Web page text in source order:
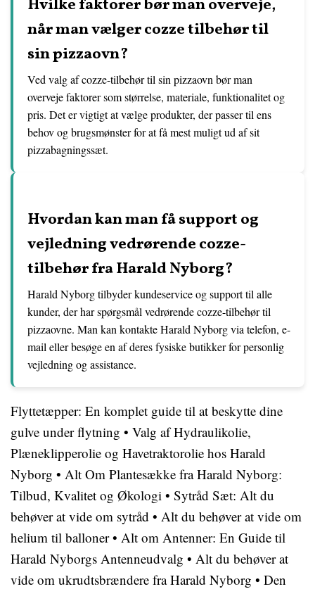
Hvilke faktorer bør man overveje,
når man vælger cozze tilbehør til
sin pizzaovn?
Ved valg af cozze-tilbehør til sin pizzaovn bør man
overveje faktorer som størrelse, materiale, funktionalitet og
pris. Det er vigtigt at vælge produkter, der passer til ens
behov og brugsmønster for at få mest muligt ud af sit
pizzabagningssæt.
Hvordan kan man få support og
vejledning vedrørende cozze-
tilbehør fra Harald Nyborg?
Harald Nyborg tilbyder kundeservice og support til alle
kunder, der har spørgsmål vedrørende cozze-tilbehør til
pizzaovne. Man kan kontakte Harald Nyborg via telefon, e-
mail eller besøge en af deres fysiske butikker for personlig
vejledning og assistance.
Flyttetæpper: En komplet guide til at beskytte dine
gulve under flytning • Valg af Hydraulikolie,
Plæneklipperolie og Havetraktorolie hos Harald
Nyborg • Alt Om Plantesække fra Harald Nyborg:
Tilbud, Kvalitet og Økologi • Sytråd Sæt: Alt du
behøver at vide om sytråd • Alt du behøver at vide om
helium til balloner• Alt om Antenner: En Guide til
Harald Nyborgs Antenneudvalg • Alt du behøver at
vide om ukrudtsbrændere fra Harald Nyborg • Den